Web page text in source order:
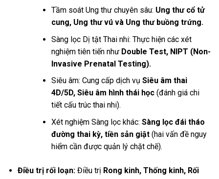
Tầm soát Ung thư chuyên sâu: Ung thư cổ tử
cung, Ung thư vú và Ung thư buồng trứng.
Sàng lọc Dị tật Thai nhi: Thực hiện các xét
nghiệm tiên tiến như Double Test, NIPT (Non-
Invasive Prenatal Testing).
Siêu âm: Cung cấp dịch vụ Siêu âm thai
4D/5D, Siêu âm hình thái học(đánh giá chi
tiết cấu trúc thai nhi).
Xét nghiệm Sàng lọc khác: Sàng lọc đái tháo
đường thai kỳ, tiền sản giật(hai vấn đề nguy
hiểm cần được quản lý chặt chẽ).
Điều trị rối loạn:Điều trị Rong kinh, Thống kinh, Rối